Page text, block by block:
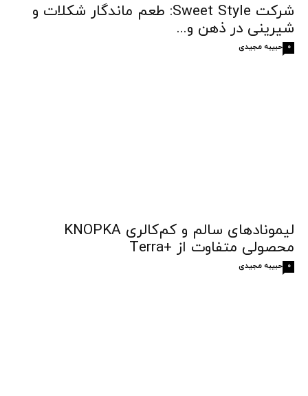
شرکت Sweet Style: طعم ماندگار شکلات و
شیرینی در ذهن و...
حبیبه مجیدی 0
لیمونادهای سالم و کم‌کالری KNOPKA
محصولی متفاوت از +Terra
حبیبه مجیدی 0